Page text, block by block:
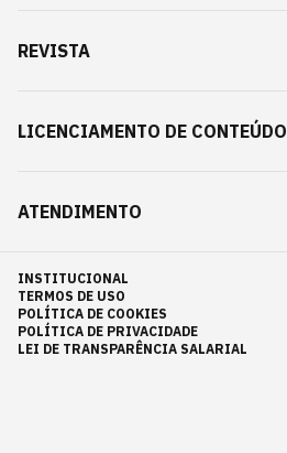
REVISTA
LICENCIAMENTO DE CONTEÚDO
ATENDIMENTO
INSTITUCIONAL
TERMOS DE USO
POLÍTICA DE COOKIES
POLÍTICA DE PRIVACIDADE
LEI DE TRANSPARÊNCIA SALARIAL